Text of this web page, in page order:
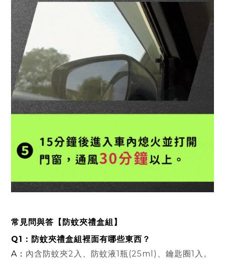
常見問與答 【防蚊夾禮盒組】
Q1：防蚊夾禮盒組裡面有哪些東西？
A： 內含防蚊夾2入、防蚊液1瓶(25ml)、鑰匙圈1入。